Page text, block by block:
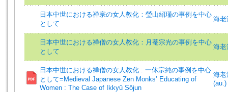
日本中世における禅宗の女人教化：瑩山紹瑾の事例を中心
として
海老
日本中世における禅僧の女人教化：月菴宗光の事例を中心
として
海老
日本中世における禅僧の女人教化 : 一休宗純の事例を中心
として=Medieval Japanese Zen Monksʼ Educating of
Women : The Case of Ikkyū Sōjun
海老
(au.)